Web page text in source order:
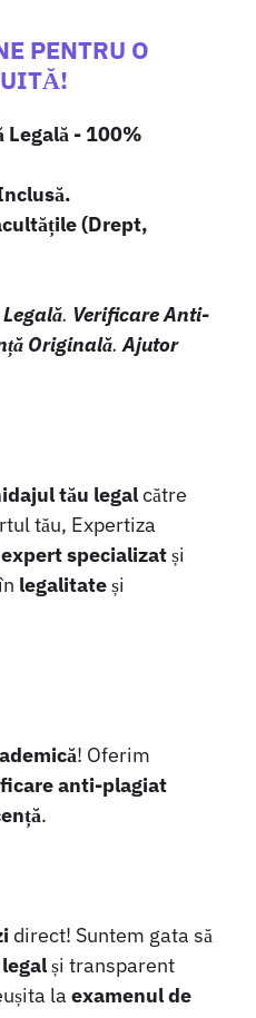
PENTRU O
Legală - 100%
(Drept,
. Verificare Anti-
Originală.Ajutor
tău legalcătre
tău, Expertiza
expert specializatși
legalitateși
! Oferim
anti-plagiat
.
direct! Suntem gata să
și transparent
la examenul de